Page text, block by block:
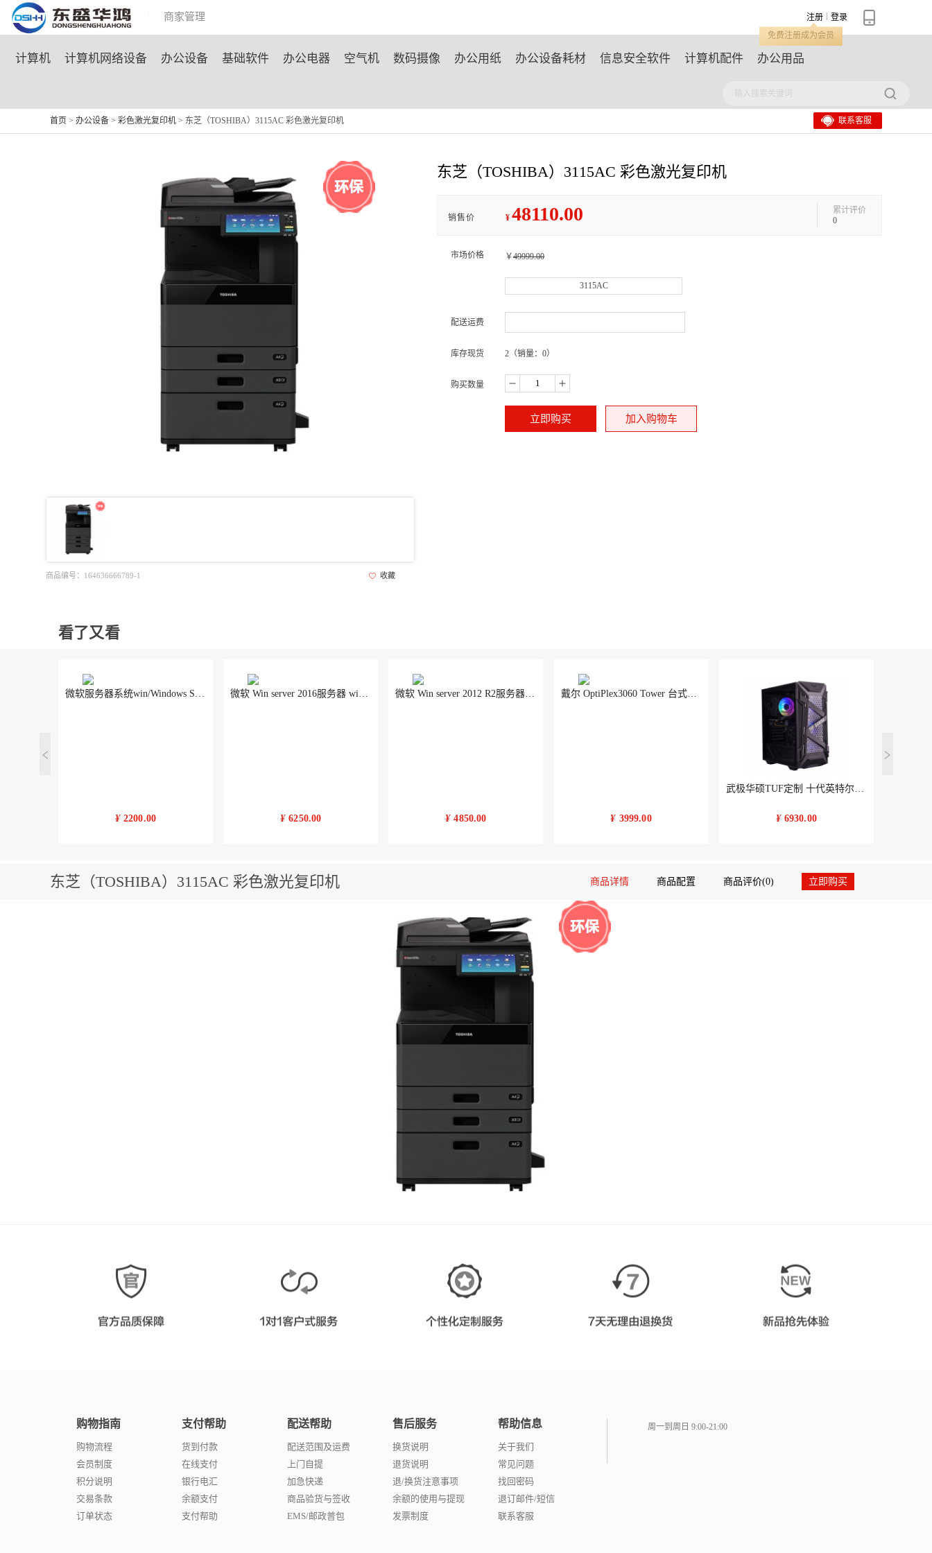
商城首页 团购活动 商家管理 注册
登录
免费注册成为会员
计算机 计算机网络设备 办公设备 基础软件 办公电器 空气机 数码摄像 办公用纸 办公设备耗材 信息安全软件 计算机配件 办公用品
首页 > 办公设备 > 彩色激光复印机 > 东芝（TOSHIBA）3115AC 彩色激光复印机 联系客服
商品编号： 164636666789-1 收藏
东芝（TOSHIBA）3115AC 彩色激光复印机
销售价 ¥ 48110.00
累计评价
0
市场价格 ￥49999.00
3115AC
配送运费
库存现货 2 （销量：0）
购买数量
立即购买 加入购物车
看了又看
微软服务器系统win/Windows Server 2008r2标准版5用户含普票,微软（Microsoft）
¥ 2200.00
微软 Win server 2016服务器 win svr2016标准版 中文5用户 64位
¥ 6250.00
微软 Win server 2012 R2服务器windows 2012标准版 中文5用户 64位
¥ 4850.00
戴尔 OptiPlex3060 Tower 台式计算机（G5400/4G/1TB/无光驱/集成显卡/19.5寸LED)）
¥ 3999.00
武极华硕TUF定制 十代英特尔酷睿i7 10700游戏台式机电脑主机组装电脑 WIFI6 十代i7 RTX2060 16G 500G M.2
¥ 6930.00
东芝（TOSHIBA）3115AC 彩色激光复印机 商品详情 商品配置 商品评价(0) 立即购买
购物指南
购物流程
会员制度
积分说明
交易条款
订单状态
支付帮助
货到付款
在线支付
银行电汇
余额支付
支付帮助
配送帮助
配送范围及运费
上门自提
加急快递
商品验货与签收
EMS/邮政普包
售后服务
换货说明
退货说明
退/换货注意事项
余额的使用与提现
发票制度
帮助信息
关于我们
常见问题
找回密码
退订邮件/短信
联系客服
周一到周日 9:00-21:00